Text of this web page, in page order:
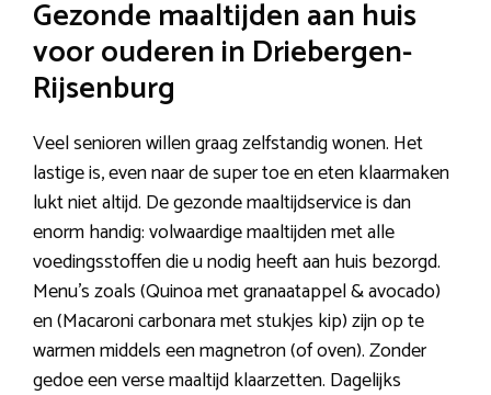
Gezonde maaltijden aan huis
voor ouderen in Driebergen-
Rijsenburg
Veel senioren willen graag zelfstandig wonen. Het
lastige is, even naar de super toe en eten klaarmaken
lukt niet altijd. De gezonde maaltijdservice is dan
enorm handig: volwaardige maaltijden met alle
voedingsstoffen die u nodig heeft aan huis bezorgd.
Menu’s zoals (Quinoa met gra­naat­ap­pel & avo­ca­do)
en (Macaroni carbonara met stukjes kip) zijn op te
warmen middels een magnetron (of oven). Zonder
gedoe een verse maaltijd klaarzetten. Dagelijks